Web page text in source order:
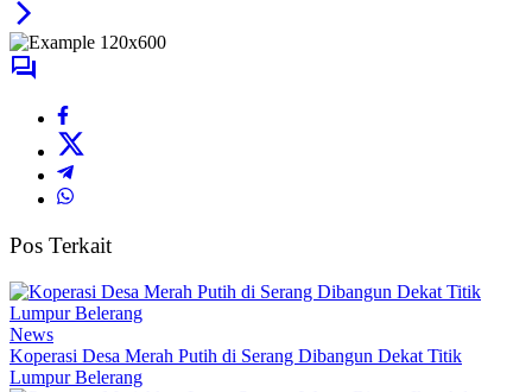
Pos Terkait
News
Koperasi Desa Merah Putih di Serang Dibangun Dekat Titik
Lumpur Belerang